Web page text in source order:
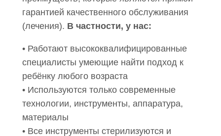
гарантией качественного обслуживания
(лечения). В частности, у нас:
• Работают высококвалифицированные
специалисты умеющие найти подход к
ребёнку любого возраста
• Используются только современные
технологии, инструменты, аппаратура,
материалы
• Все инструменты стерилизуются и